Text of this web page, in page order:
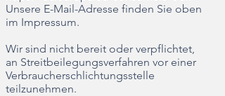
Unsere E-Mail-Adresse finden Sie oben
im Impressum.
Wir sind nicht bereit oder verpflichtet,
an Streitbeilegungsverfahren vor einer
Verbraucherschlichtungsstelle
teilzunehmen.